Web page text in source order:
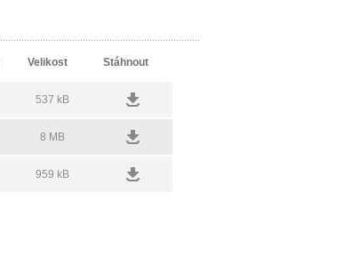
Velikost Stáhnout
537 kB
8 MB
959 kB